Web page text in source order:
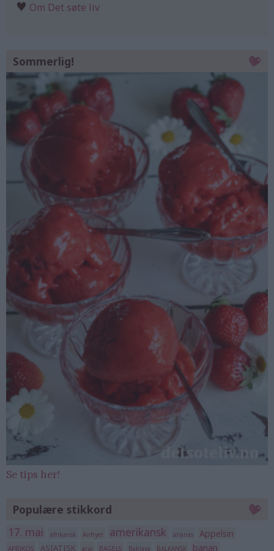
♥ Om Det søte liv
Sommerlig!
Se tips her!
Populære stikkord
17. mai afrikansk Airfryer amerikansk ananas Appelsin
APRIKOS ASIATISK açai BAGELS Baklava BALKANSK banan